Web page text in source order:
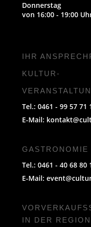
Donnerstag
von 16:00 - 19:00
IHR
KULTUR-
Tel.: 0461 - 99 57 71
E-Mail:
GASTRONOMIE
Tel.: 0461 - 40 68 80
E-Mail:
IN DER REGION